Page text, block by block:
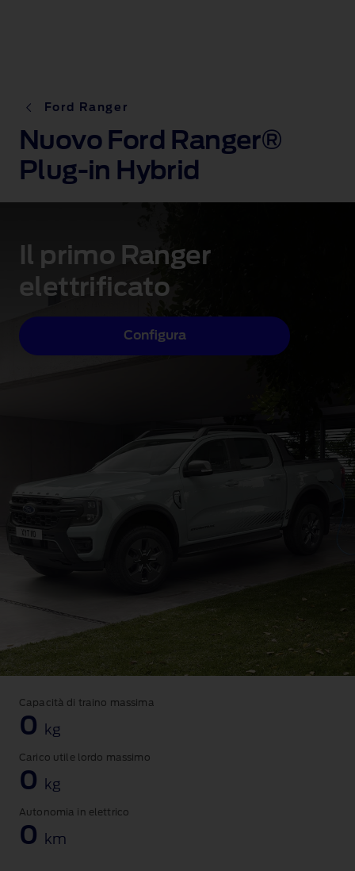
Ford Ranger
Nuovo Ford Ranger®
Plug-in Hybrid
Il primo Ranger
elettrificato
Configura
Capacità di traino massima
0 kg
Carico utile lordo massimo
0 kg
Autonomia in elettrico
0 km